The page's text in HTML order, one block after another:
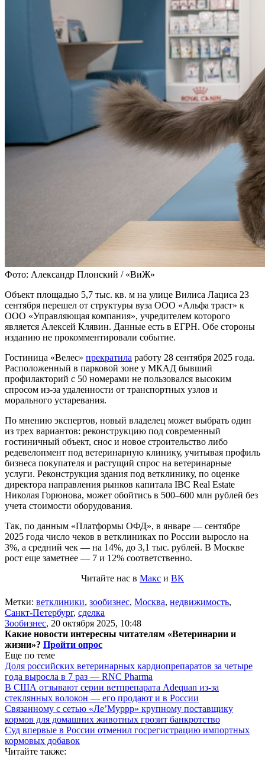
Фото: Александр Плонский / «ВиЖ»
Объект площадью 5,7 тыс. кв. м на улице Вилиса Лациса 23
сентября перешел от структуры вуза ООО «Альфа траст» к
ООО «Управляющая компания», учредителем которого
является Алексей Клявин. Данные есть в ЕГРН. Обе стороны
изданию не прокомментировали событие.
Гостиница «Велес» прекратила работу 28 сентября 2025 года.
Расположенный в парковой зоне у МКАД бывший
профилакторий с 50 номерами не пользовался высоким
спросом из-за удаленности от транспортных узлов и
морального устаревания.
По мнению экспертов, новый владелец может выбрать один
из трех вариантов: реконструкцию под современный
гостиничный объект, снос и новое строительство либо
редевелопмент под ветеринарную клинику, учитывая профиль
бизнеса покупателя и растущий спрос на ветеринарные
услуги. Реконструкция здания под ветклинику, по оценке
директора направления рынков капитала IBC Real Estate
Николая Горюнова, может обойтись в 500–600 млн рублей без
учета стоимости оборудования.
Так, по данным «Платформы ОФД», в январе — сентябре
2025 года число чеков в ветклиниках по России выросло на
3%, а средний чек — на 14%, до 3,1 тыс. рублей. В Москве
рост еще заметнее — 7 и 12% соответственно.
Читайте нас в Макс и ВК
Метки: ветклиники, зообизнес, Москва, недвижимость,
Санкт-Петербург, сделка
Зообизнес, 20 октября 2025, 10:48
Какие новости интересны читателям «Ветеринарии и
жизни»? Пройти опрос
Еще по теме
Доля российских ветеринарных кардиопрепаратов за четыре
года выросла в 7 раз — RNC Pharma
В США отзывают серии ветпрепарата Adequan из-за
стеклянных волокон — его продают и в России
Связанному с сетью «Ле’Муррр» крупному поставщику
кормов для домашних животных грозит банкротство
Суд впервые в России отменил госрегистрацию импортных
кормовых добавок
Читайте также: